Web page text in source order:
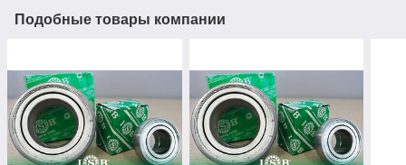
Подобные товары компании